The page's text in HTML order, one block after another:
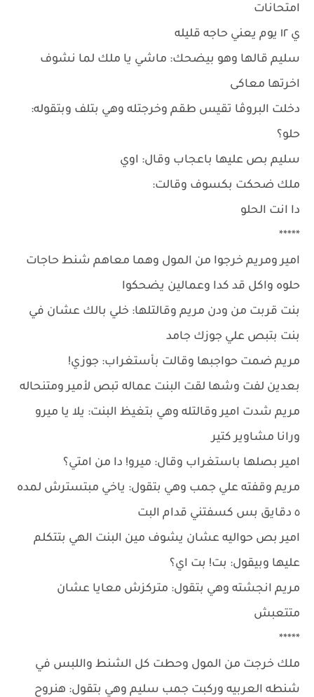
امتحانات
ي ١٢ يوم يعني حاجه قليله
سليم قالها وهو بيضحك: ماشي يا ملك لما نشوف
اخرتها معاكى
دخلت البروڤا تقيس طقم وخرجتله وهي بتلف وبتقوله:
حلو؟
سليم بص عليها باعجاب وقال: اوي
ملك ضحكت بكسوف وقالت:
دا انت الحلو
*****
امير ومريم خرجوا من المول وهما معاهم شنط حاجات
حلوه واكل قد كدا وعمالين يضحكوا
بنت قربت من ودن مريم وقالتلها: خلي بالك عشان في
بنت بتبص علي جوزك جامد
مريم ضمت حواجبها وقالت بأستغراب: جوزي!
بعدين لفت وشها لقت البنت عماله تبص لأمير ومتنحاله
مريم شدت امير وقالتله وهي بتغيظ البنت: يلا يا ميرو
ورانا مشاوير كتير
امير بصلها باستغراب وقال: ميرو! دا من امتي؟
مريم وقفته علي جمب وهي بتقول: ياخي مبتسترش لمده
٥ دقايق بس كسفتني قدام البت
امير بص حواليه عشان يشوف مين البنت الهي بتتكلم
عليها وبيقول: بت! بت اي؟
مريم انجشته وهي بتقول: متركزش معايا عشان
متتعبش
*****
ملك خرجت من المول وحطت كل الشنط واللبس في
شنطه العربيه وركبت جمب سليم وهي بتقول: هنروح